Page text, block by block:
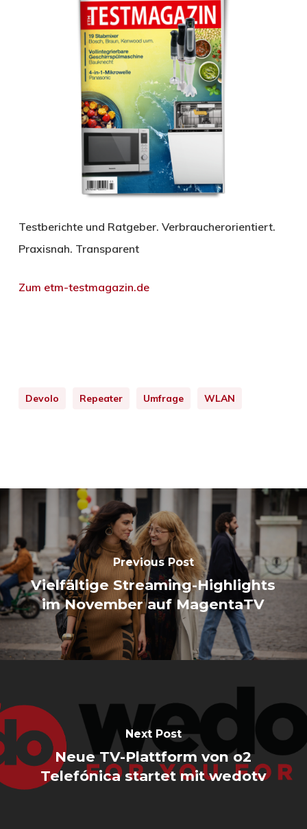
Testberichte und Ratgeber. Verbraucherorientiert.
Praxisnah. Transparent
Zum etm-testmagazin.de
Devolo Repeater Umfrage WLAN
Previous Post
Vielfältige Streaming-Highlights
im November auf MagentaTV
Next Post
Neue TV-Plattform von o2
Telefónica startet mit wedotv